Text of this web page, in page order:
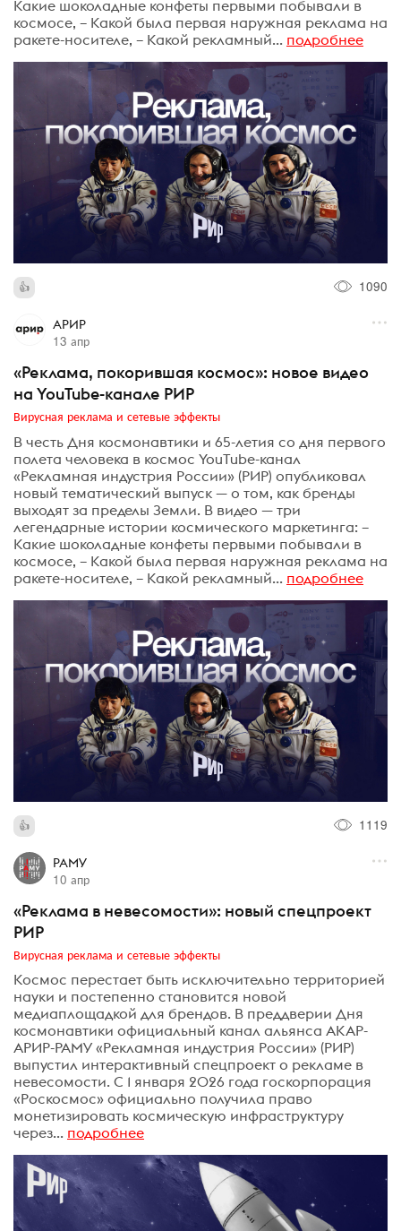
Какие шоколадные конфеты первыми побывали в
космосе, – Какой была первая наружная реклама на
ракете-носителе, – Какой рекламный... подробнее
1090
АРИР
13 апр
«Реклама, покорившая космос»: новое видео
на YouTube-канале РИР
Вирусная реклама и сетевые эффекты
В честь Дня космонавтики и 65-летия со дня первого
полета человека в космос YouTube-канал
«Рекламная индустрия России» (РИР) опубликовал
новый тематический выпуск — о том, как бренды
выходят за пределы Земли. В видео — три
легендарные истории космического маркетинга: –
Какие шоколадные конфеты первыми побывали в
космосе, – Какой была первая наружная реклама на
ракете-носителе, – Какой рекламный... подробнее
1119
РАМУ
10 апр
«Реклама в невесомости»: новый спецпроект
РИР
Вирусная реклама и сетевые эффекты
Космос перестает быть исключительно территорией
науки и постепенно становится новой
медиаплощадкой для брендов. В преддверии Дня
космонавтики официальный канал альянса АКАР-
АРИР-РАМУ «Рекламная индустрия России» (РИР)
выпустил интерактивный спецпроект о рекламе в
невесомости. С 1 января 2026 года госкорпорация
«Роскосмос» официально получила право
монетизировать космическую инфраструктуру
через... подробнее